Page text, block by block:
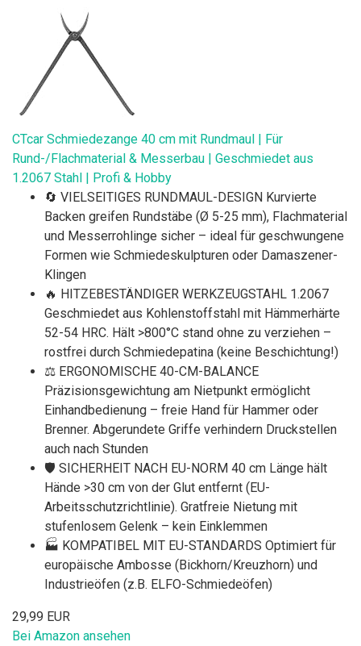
CTcar Schmiedezange 40 cm mit Rundmaul | Für
Rund-/Flachmaterial & Messerbau | Geschmiedet aus
1.2067 Stahl | Profi & Hobby
🔄 VIELSEITIGES RUNDMAUL-DESIGN Kurvierte
Backen greifen Rundstäbe (Ø 5-25 mm), Flachmaterial
und Messerrohlinge sicher – ideal für geschwungene
Formen wie Schmiedeskulpturen oder Damaszener-
Klingen
🔥 HITZEBESTÄNDIGER WERKZEUGSTAHL 1.2067
Geschmiedet aus Kohlenstoffstahl mit Hämmerhärte
52-54 HRC. Hält >800°C stand ohne zu verziehen –
rostfrei durch Schmiedepatina (keine Beschichtung!)
⚖️ ERGONOMISCHE 40-CM-BALANCE
Präzisionsgewichtung am Nietpunkt ermöglicht
Einhandbedienung – freie Hand für Hammer oder
Brenner. Abgerundete Griffe verhindern Druckstellen
auch nach Stunden
🛡️ SICHERHEIT NACH EU-NORM 40 cm Länge hält
Hände >30 cm von der Glut entfernt (EU-
Arbeitsschutzrichtlinie). Gratfreie Nietung mit
stufenlosem Gelenk – kein Einklemmen
🏭 KOMPATIBEL MIT EU-STANDARDS Optimiert für
europäische Ambosse (Bickhorn/Kreuzhorn) und
Industrieöfen (z.B. ELFO-Schmiedeöfen)
29,99 EUR
Bei Amazon ansehen